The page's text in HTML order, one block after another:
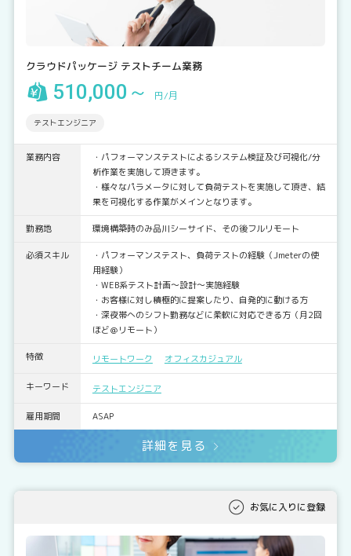
クラウドパッケージ テストチーム業務
510,000～ 円/月
テストエンジニア
業務内容
・パフォーマンステストによるシステム検証及び可視化/分
析作業を実施して頂きます。
・様々なパラメータに対して負荷テストを実施して頂き、結
果を可視化する作業がメインとなります。
勤務地 環境構築時のみ品川シーサイド、その後フルリモート
必須スキル
・パフォーマンステスト、負荷テストの経験（Jmeterの使
用経験）
・WEB系テスト計画～設計～実施経験
・お客様に対し積極的に提案したり、自発的に動ける方
・深夜帯へのシフト勤務などに柔軟に対応できる方（月2回
ほど＠リモート）
特徴 リモートワーク オフィスカジュアル
キーワード テストエンジニア
雇用期間 ASAP
詳細を見る
お気に入りに登録